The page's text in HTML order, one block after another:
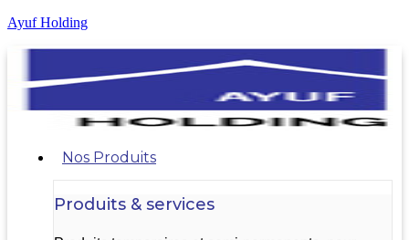
Ayuf Holding
Nos Produits
Produits & services